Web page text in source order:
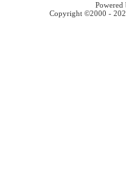
Copyright ©2000 -